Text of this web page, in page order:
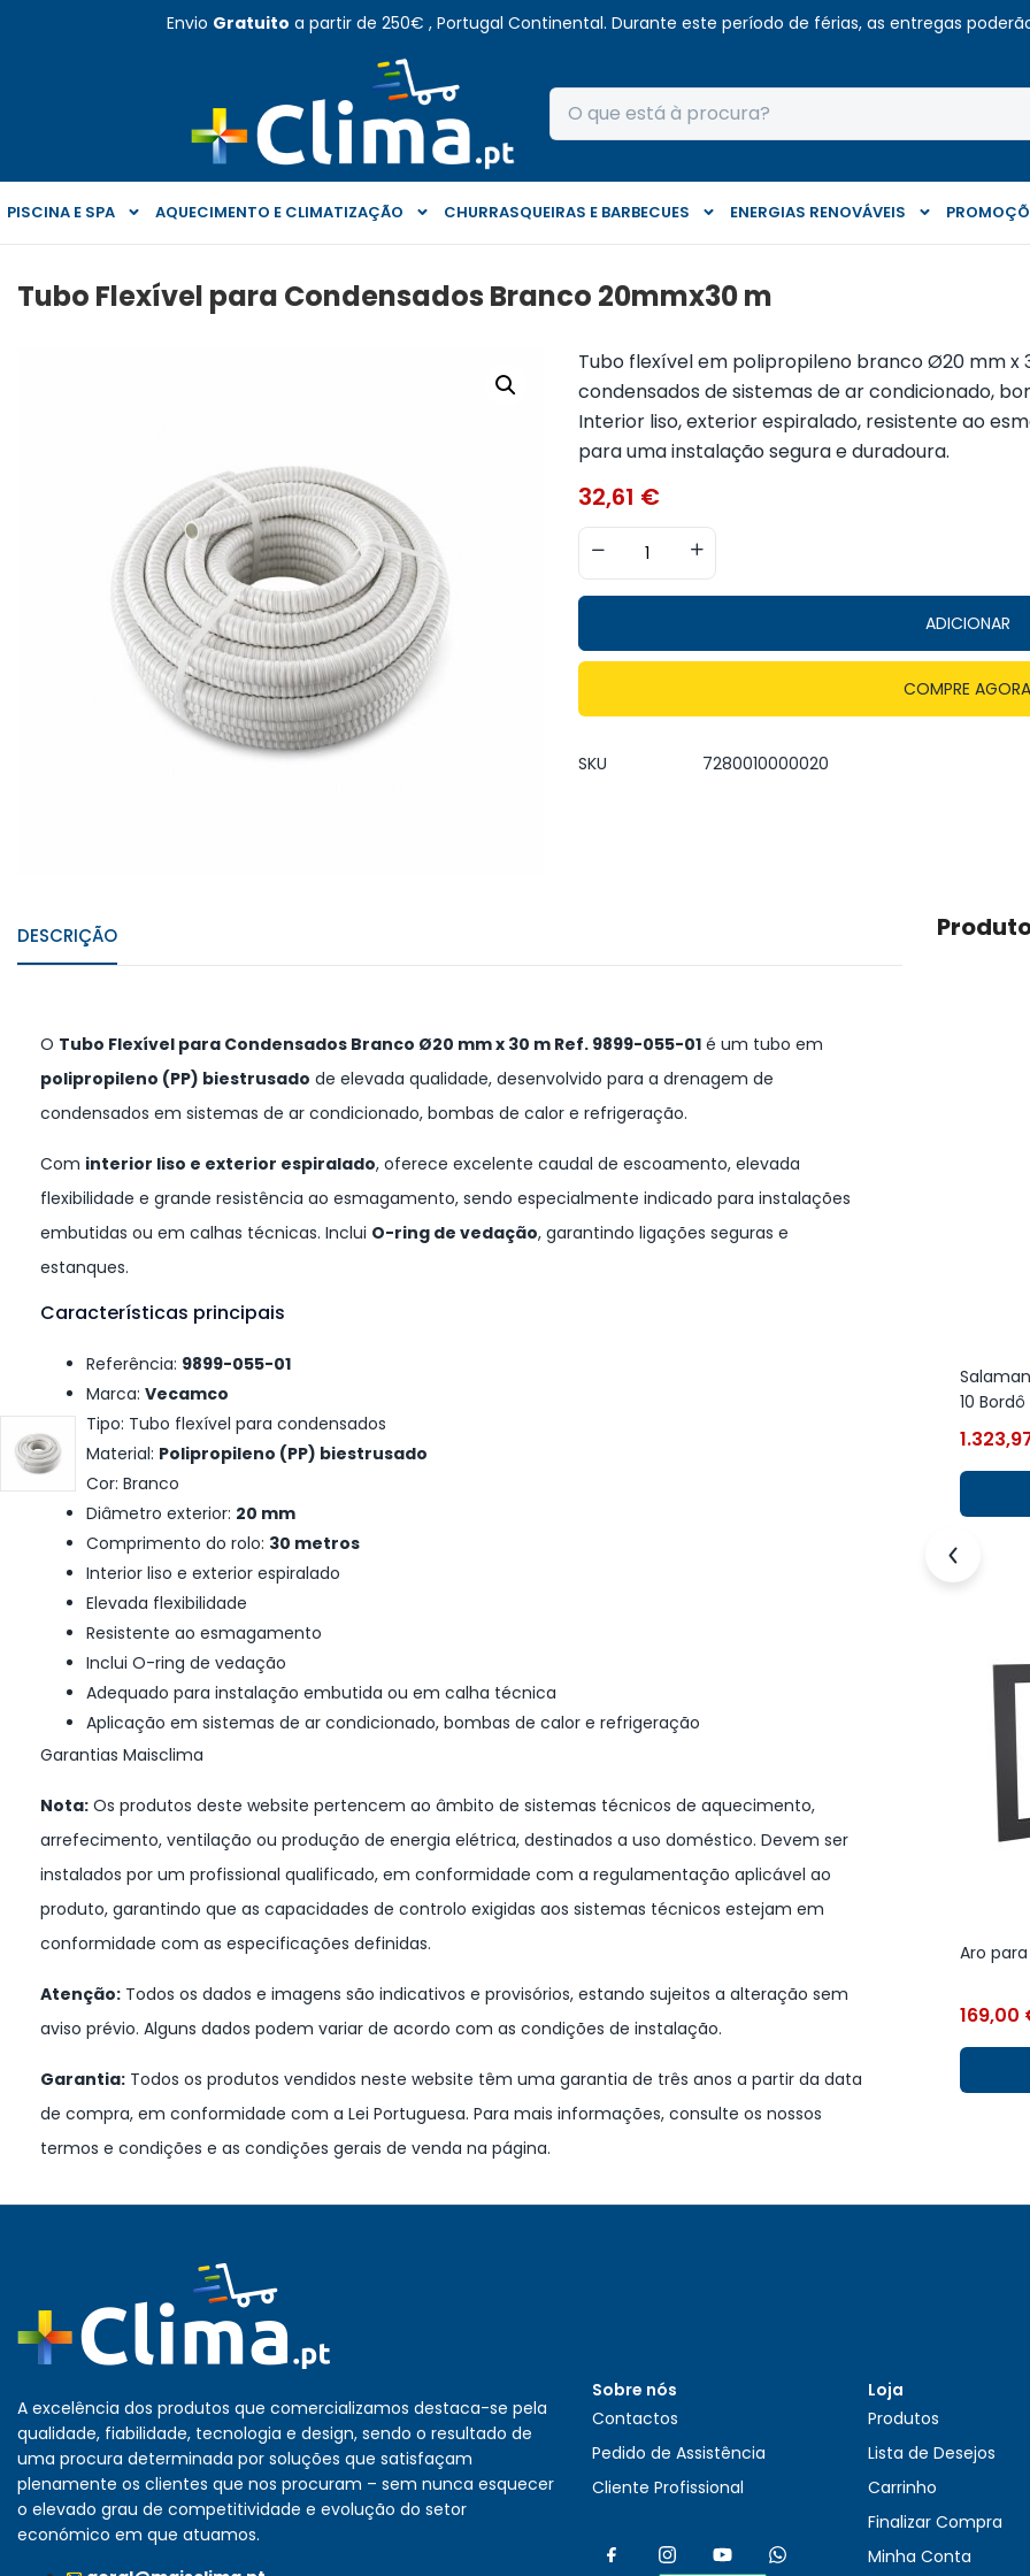
Envio Gratuito a partir de 250€ , Portugal Continental. Durante este período de férias, as entregas
PISCINA E SPA AQUECIMENTO E CLIMATIZAÇÃO CHURRASQUEIRAS E BARBECUES ENERGIAS RENOVÁVEIS
Tubo Flexível para Condensados Branco 20mmx30 m
Tubo flexível em polipropileno branco Ø20 mm x
condensados de sistemas de ar condicionado,
Interior liso, exterior espiralado, resistente ao
para uma instalação segura e duradoura.
32,61 €
ADICIONAR
COMPRE AGORA
SKU 7280010000020
DESCRIÇÃO
O Tubo Flexível para Condensados Branco Ø20 mm x 30 m Ref. 9899-055-01 é um tubo em
polipropileno (PP) biestrusado de elevada qualidade, desenvolvido para a drenagem de
condensados em sistemas de ar condicionado, bombas de calor e refrigeração.
Com interior liso e exterior espiralado, oferece excelente caudal de escoamento, elevada
flexibilidade e grande resistência ao esmagamento, sendo especialmente indicado para instalações
embutidas ou em calhas técnicas. Inclui O-ring de vedação, garantindo ligações seguras e
estanques.
Características principais
Referência: 9899-055-01
Marca: Vecamco
Tipo: Tubo flexível para condensados
Material: Polipropileno (PP) biestrusado
Cor: Branco
Diâmetro exterior: 20 mm
Comprimento do rolo: 30 metros
Interior liso e exterior espiralado
Elevada flexibilidade
Resistente ao esmagamento
Inclui O-ring de vedação
Adequado para instalação embutida ou em calha técnica
Aplicação em sistemas de ar condicionado, bombas de calor e refrigeração
Garantias Maisclima
Nota: Os produtos deste website pertencem ao âmbito de sistemas técnicos de aquecimento,
arrefecimento, ventilação ou produção de energia elétrica, destinados a uso doméstico. Devem ser
instalados por um profissional qualificado, em conformidade com a regulamentação aplicável ao
produto, garantindo que as capacidades de controlo exigidas aos sistemas técnicos estejam em
conformidade com as especificações definidas.
Atenção: Todos os dados e imagens são indicativos e provisórios, estando sujeitos a alteração sem
aviso prévio. Alguns dados podem variar de acordo com as condições de instalação.
Garantia: Todos os produtos vendidos neste website têm uma garantia de três anos a partir da data
de compra, em conformidade com a Lei Portuguesa. Para mais informações, consulte os nossos
termos e condições e as condições gerais de venda na página.
10 Bordô
Aro
169,00
A excelência dos produtos que comercializamos destaca-se pela
qualidade, fiabilidade, tecnologia e design, sendo o resultado de
uma procura determinada por soluções que satisfaçam
plenamente os clientes que nos procuram – sem nunca esquecer
o elevado grau de competitividade e evolução do setor
económico em que atuamos.
Sobre nós
Contactos
Pedido de Assistência
Cliente Profissional
Loja
Produtos
Lista de Desejos
Carrinho
Finalizar Compra
Minha Conta